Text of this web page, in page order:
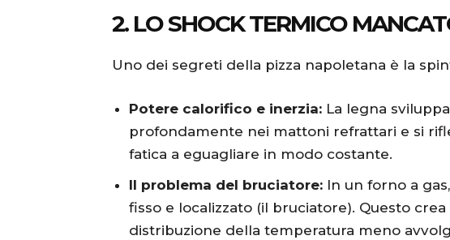
2. LO SHOCK TERMICO
Uno dei segreti della pizza napoletana è la
Potere calorifico e inerzia: La legna
profondamente nei mattoni refrattari e si
fatica a eguagliare in modo costante.
Il problema del bruciatore: In un forno a
fisso e localizzato (il bruciatore). Questo
distribuzione della temperatura meno